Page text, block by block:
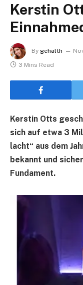
Kerstin
By gehalth
3 Mins Read
Kerstin Otts
sich auf etwa 3
lacht“ aus dem
bekannt und
Fundament.